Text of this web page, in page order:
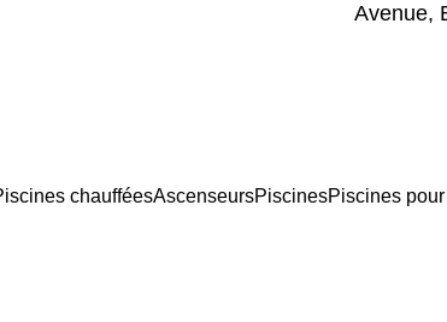
Avenue,
chaufféesAscenseursPiscinesPiscines